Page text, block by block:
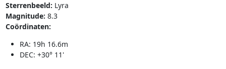
Sterrenbeeld: Lyra
Magnitude: 8.3
Coördinaten:
RA: 19h 16.6m
DEC: +30° 11'